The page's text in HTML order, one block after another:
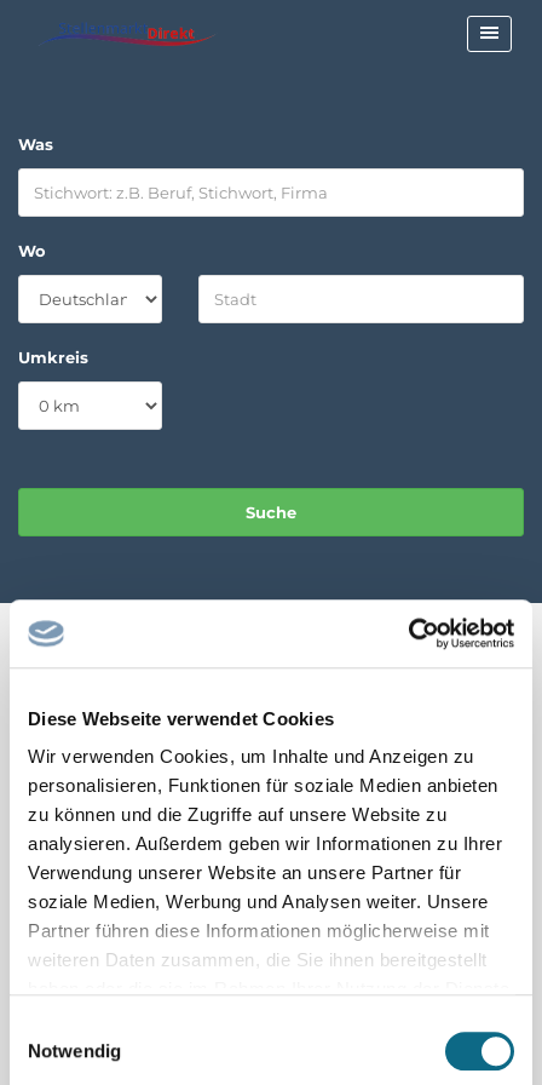
Diese Webseite verwendet Cookies
Wir verwenden Cookies, um Inhalte und Anzeigen zu
personalisieren, Funktionen für soziale Medien anbieten
zu können und die Zugriffe auf unsere Website zu
analysieren. Außerdem geben wir Informationen zu Ihrer
Verwendung unserer Website an unsere Partner für
soziale Medien, Werbung und Analysen weiter. Unsere
Partner führen diese Informationen möglicherweise mit
weiteren Daten zusammen, die Sie ihnen bereitgestellt
Notwendig
Was
Wo
Umkreis
← Seite zurück 1 2 … 1814
1817
1818 1819 1820 1821 1822 Seite vor →